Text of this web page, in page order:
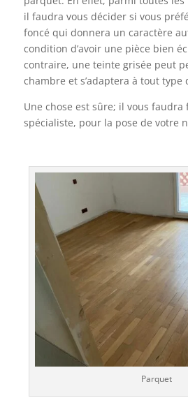
il faudra vous décider si vous
foncé qui donnera un caractère
condition d’avoir une pièce bien
contraire, une teinte grisée peut
chambre et s’adaptera à tout type
Une chose est sûre; il vous
spécialiste, pour la pose de votre
Parquet